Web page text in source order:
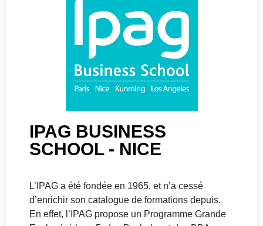
IPAG BUSINESS
SCHOOL - NICE
L’IPAG a été fondée en 1965, et n’a cessé
d’enrichir son catalogue de formations depuis.
En effet, l’IPAG propose un Programme Grande